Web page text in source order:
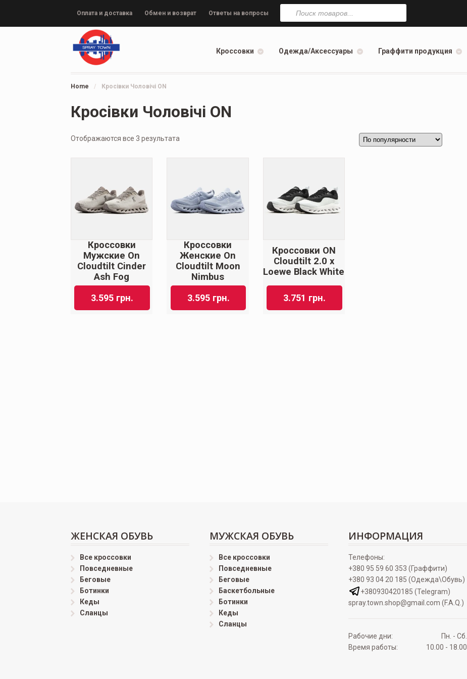
Оплата и доставка Обмен и возврат Ответы на вопросы
Поиск
товаров
Кроссовки Одежда/Аксессуары Граффити продукция
Home / Кросівки Чоловічі ON
Кросівки Чоловічі ON
Отображаются все 3 результата
Кроссовки
Мужские On
Cloudtilt Cinder
Ash Fog
3.595 грн.
Кроссовки
Женские On
Cloudtilt Moon
Nimbus
3.595 грн.
Кроссовки ON
Cloudtilt 2.0 x
Loewe Black White
3.751 грн.
ЖЕНСКАЯ ОБУВЬ
Все кроссовки
Повседневные
Беговые
Ботинки
Кеды
Сланцы
МУЖСКАЯ ОБУВЬ
Все кроссовки
Повседневные
Беговые
Баскетбольные
Ботинки
Кеды
Сланцы
ИНФОРМАЦИЯ
Телефоны:
+380 95 59 60 353 (Граффити)
+380 93 04 20 185 (Одежда\Обувь)
+380930420185 (Telegram)
spray.town.shop@gmail.com (F.A.Q.)
Рабочие дни:
Пн. - Сб.
Время работы:
10.00 - 18.00